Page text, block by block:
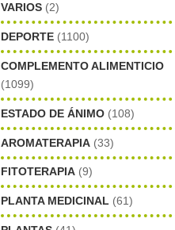
VARIOS (2)
DEPORTE (1100)
COMPLEMENTO ALIMENTICIO
(1099)
ESTADO DE ÁNIMO (108)
AROMATERAPIA (33)
FITOTERAPIA (9)
PLANTA MEDICINAL (61)